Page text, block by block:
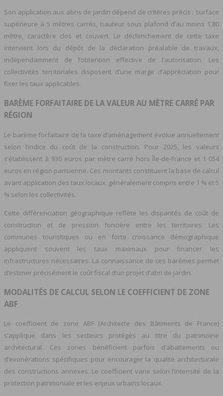
Son application aux abris de jardin dépend de critères précis : surface
supérieure à 5 mètres carrés, hauteur sous plafond d’au moins 1,80
mètre, caractère clos et couvert. Le déclenchement de cette taxe
intervient lors du dépôt de la déclaration préalable de travaux,
indépendamment de l’obtention effective de l’autorisation. Les
collectivités territoriales disposent d’une marge d’appréciation pour
fixer les taux applicables.
BARÈME FORFAITAIRE DE LA VALEUR AU MÈTRE CARRÉ PAR
RÉGION
Le barème forfaitaire de la taxe d’aménagement évolue annuellement
selon l’indice du coût de la construction. Pour 2025, les valeurs
s’établissent à 930 euros par mètre carré hors Île-de-France et 1 054
euros en région parisienne. Ces montants constituent la base de calcul
avant application des taux locaux, généralement compris entre 1 % et 5
% selon les collectivités.
Cette différenciation géographique reflète les disparités de coût de
construction et de pression foncière entre les territoires. Les
communes touristiques ou en forte croissance démographique
appliquent souvent les taux maximaux pour financer les
infrastructures nécessaires. La connaissance de ces barèmes permet
d’estimer précisément le coût fiscal d’un projet d’abri de jardin.
MODALITÉS DE CALCUL SELON LE COEFFICIENT DE ZONE
ABF
Le coefficient de zone ABF (Architecte des Bâtiments de France)
s’applique dans les secteurs protégés au titre du patrimoine
architectural. Ces zones bénéficient parfois d’abattements ou
d’exonérations spécifiques pour encourager la qualité architecturale
des constructions annexes. Le coefficient varie selon l’intensité de la
protection patrimoniale et les enjeux urbains locaux.